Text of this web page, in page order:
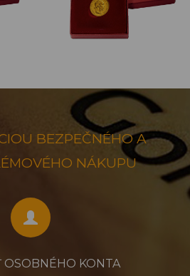
BEZPEČNÉHO A
NÁKUPU
OSOBNÉHO KONTA